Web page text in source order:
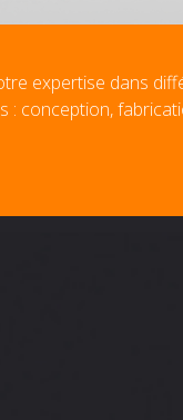
expertise dans
: conception,